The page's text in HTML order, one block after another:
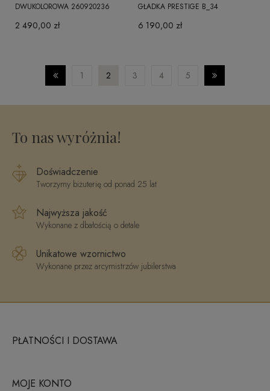
DWUKOLOROWA 260920236
2 490,00 zł
GŁADKA PRESTIGE B_34
6 190,00 zł
1 2 3 4 5
To nas wyróżnia!
Doświadczenie
Tworzymy biżuterię od ponad 25 lat
Najwyższa jakość
Wykonane z dbałością o detale
Unikatowe wzornictwo
Wykonane przez arcymistrzów jubilerstwa
PŁATNOŚCI I DOSTAWA
MOJE KONTO